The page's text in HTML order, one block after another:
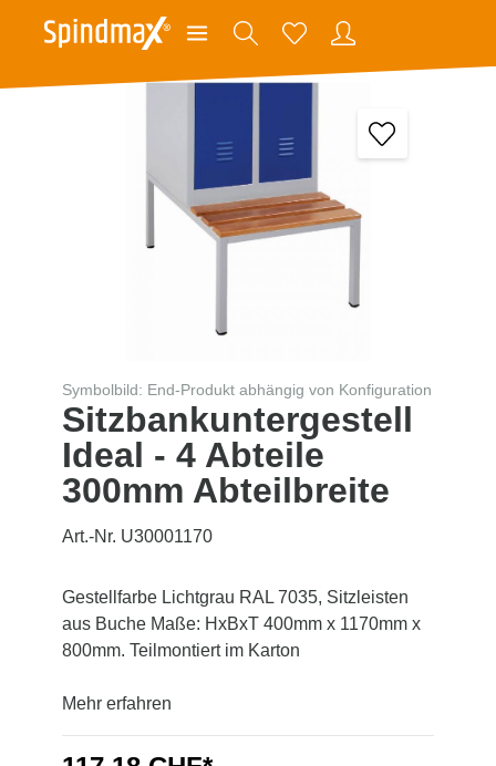
Symbolbild: End-Produkt abhängig von Konfiguration
Sitzbankuntergestell
Ideal - 4 Abteile
300mm Abteilbreite
Art.-Nr. U30001170
Gestellfarbe Lichtgrau RAL 7035, Sitzleisten
aus Buche Maße: HxBxT 400mm x 1170mm x
800mm. Teilmontiert im Karton
Mehr erfahren